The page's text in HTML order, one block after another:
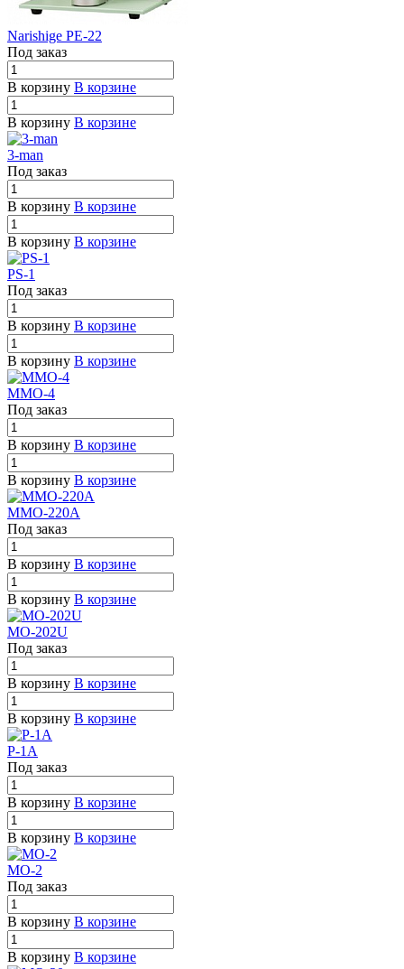
Narishige PE-22
Под заказ
В корзину В корзине
В корзину В корзине
3-man
Под заказ
В корзину В корзине
В корзину В корзине
PS-1
Под заказ
В корзину В корзине
В корзину В корзине
MMO-4
Под заказ
В корзину В корзине
В корзину В корзине
MMO-220A
Под заказ
В корзину В корзине
В корзину В корзине
MO-202U
Под заказ
В корзину В корзине
В корзину В корзине
Р-1А
Под заказ
В корзину В корзине
В корзину В корзине
MO-2
Под заказ
В корзину В корзине
В корзину В корзине